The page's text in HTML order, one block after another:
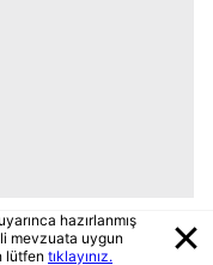
hazırlanmış
mevzuata uygun
lütfen tıklayınız.